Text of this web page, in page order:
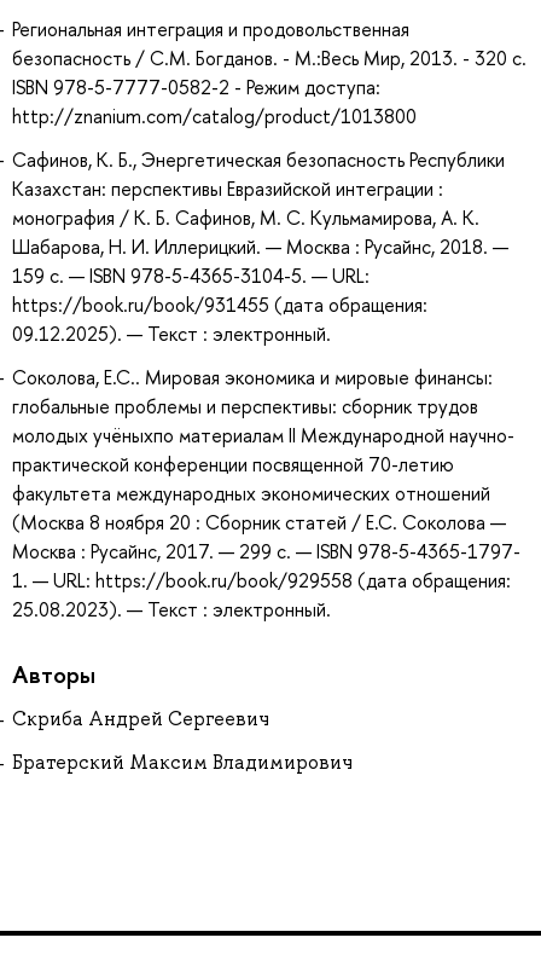
Региональная интеграция и продовольственная
безопасность / С.М. Богданов. - М.:Весь Мир, 2013. - 320 с.
ISBN 978-5-7777-0582-2 - Режим доступа:
http://znanium.com/catalog/product/1013800
Сафинов, К. Б., Энергетическая безопасность Республики
Казахстан: перспективы Евразийской интеграции :
монография / К. Б. Сафинов, М. С. Кульмамирова, А. К.
Шабарова, Н. И. Иллерицкий. — Москва : Русайнс, 2018. —
159 с. — ISBN 978-5-4365-3104-5. — URL:
https://book.ru/book/931455 (дата обращения:
09.12.2025). — Текст : электронный.
Соколова, Е.С.. Мировая экономика и мировые финансы:
глобальные проблемы и перспективы: сборник трудов
молодых учёныхпо материалам II Международной научно-
практической конференции посвященной 70-летию
факультета международных экономических отношений
(Москва 8 ноября 20 : Сборник статей / Е.С. Соколова —
Москва : Русайнс, 2017. — 299 с. — ISBN 978-5-4365-1797-
1. — URL: https://book.ru/book/929558 (дата обращения:
25.08.2023). — Текст : электронный.
Авторы
Скриба Андрей Сергеевич
Братерский Максим Владимирович